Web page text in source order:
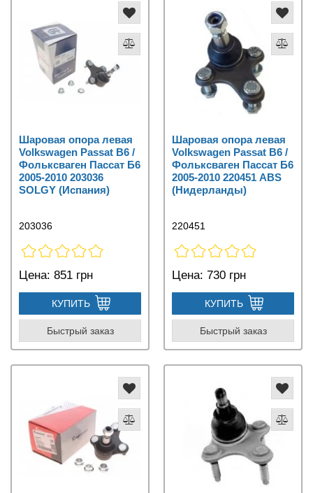
Шаровая опора левая
Volkswagen Passat B6 /
Фольксваген Пассат Б6
2005-2010 203036
SOLGY (Испания)
203036
Цена: 851 грн
КУПИТЬ
Быстрый заказ
Шаровая опора левая
Volkswagen Passat B6 /
Фольксваген Пассат Б6
2005-2010 220451 ABS
(Нидерланды)
220451
Цена: 730 грн
КУПИТЬ
Быстрый заказ